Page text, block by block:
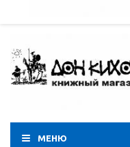
МЕНЮ